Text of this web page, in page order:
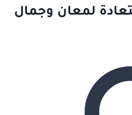
لمعان وجمال